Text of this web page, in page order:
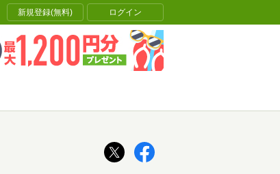
新規登録(無料) ログイン